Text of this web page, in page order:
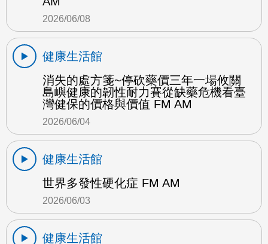
2026/06/08
健康生活館
消失的處方箋~停砍藥價三年一場攸關
島嶼健康的韌性耐力賽從缺藥危機看臺
灣健保的價格與價值 FM AM
2026/06/04
健康生活館
世界多發性硬化症 FM AM
2026/06/03
健康生活館